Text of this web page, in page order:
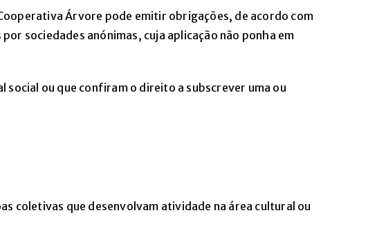
Árvore pode emitir obrigações, de acordo com
sociedades anónimas, cuja aplicação não ponha em
ou que confiram o direito a subscrever uma ou
coletivas que desenvolvam atividade na área cultural ou